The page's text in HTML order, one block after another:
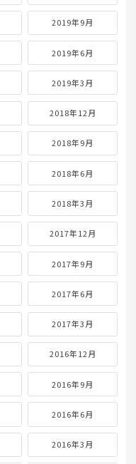
2019年9月
2019年6月
2019年3月
2018年12月
2018年9月
2018年6月
2018年3月
2017年12月
2017年9月
2017年6月
2017年3月
2016年12月
2016年9月
2016年6月
2016年3月